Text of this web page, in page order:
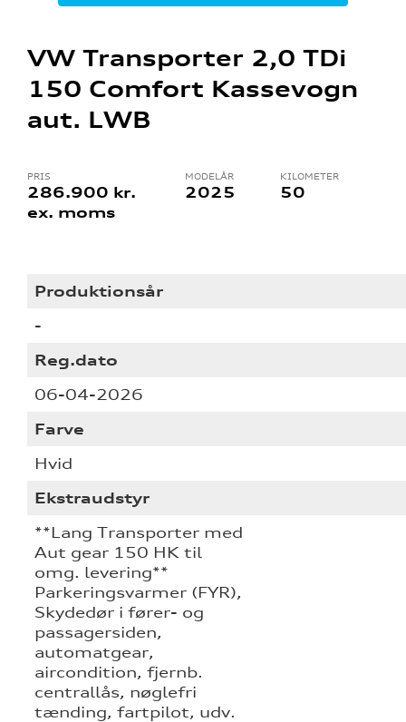
VW Transporter 2,0 TDi
150 Comfort Kassevogn
aut. LWB
PRIS
286.900 kr.
ex. moms
MODELÅR
2025
KILOMETER
50
Produktionsår
-
Reg.dato
06-04-2026
Farve
Hvid
Ekstraudstyr
**Lang Transporter med
Aut gear 150 HK til
omg. levering**
Parkeringsvarmer (FYR),
Skydedør i fører- og
passagersiden,
automatgear,
aircondition, fjernb.
centrallås, nøglefri
tænding, fartpilot, udv.